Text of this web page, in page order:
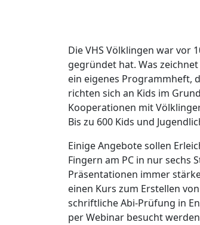
Die VHS Völklingen war vor
gegründet hat. Was
ein eigenes Programmheft,
richten sich an Kids im
Kooperationen mit
Bis zu 600 Kids und
Einige Angebote sollen
Fingern am PC in nur sechs
Präsentationen immer
einen Kurs zum Erstellen
schriftliche Abi-Prüfung in
per Webinar besucht